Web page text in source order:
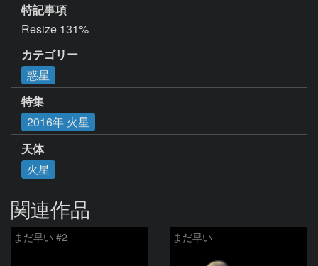
特記事項
Resize 131%
カテゴリー
惑星
特集
2016年 火星
天体
火星
関連作品
まだ早い #2 まだ早い